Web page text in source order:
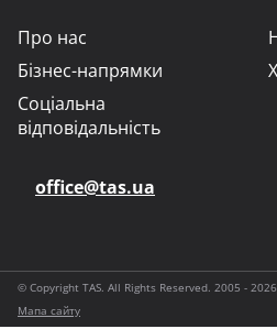
Про нас
Бізнес-напрямки
Соціальна
відповідальність
office@tas.ua
© Copyright TAS. All Rights Reserved. 2005 - 2026
Мапа сайту